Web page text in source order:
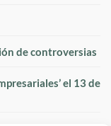
de controversias
el 13 de